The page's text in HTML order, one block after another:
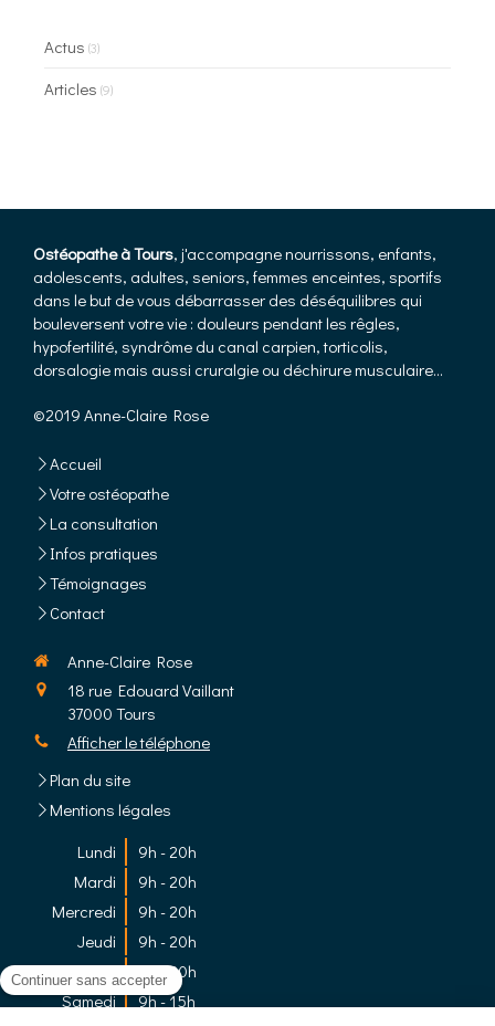
Actus (3)
Articles (9)
Ostéopathe à Tours, j'accompagne nourrissons, enfants,
adolescents, adultes, seniors, femmes enceintes, sportifs
dans le but de vous débarrasser des déséquilibres qui
bouleversent votre vie : douleurs pendant les rêgles,
hypofertilité, syndrôme du canal carpien, torticolis,
dorsalogie mais aussi cruralgie ou déchirure musculaire...
©2019 Anne-Claire Rose
Accueil
Votre ostéopathe
La consultation
Infos pratiques
Témoignages
Contact
Anne-Claire Rose
18 rue Edouard Vaillant
37000 Tours
Afficher le téléphone
Plan du site
Mentions légales
Lundi
9h - 20h
Mardi
9h - 20h
Mercredi
9h - 20h
Jeudi
9h - 20h
Vendredi
9h - 20h
Samedi
9h - 15h